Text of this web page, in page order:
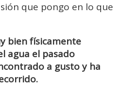
que pongo en lo que
bien físicamente
agua el pasado
a gusto y ha